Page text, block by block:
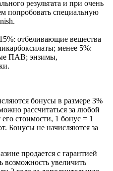
результата и при очень
попробовать специальную
отбеливающие вещества
менее 5%:
ПАВ; энзимы,
бонусы в размере 3%
рассчитаться за любой
стоимости, 1 бонус = 1
Бонусы не начисляются за
продается с гарантией
возможность увеличить